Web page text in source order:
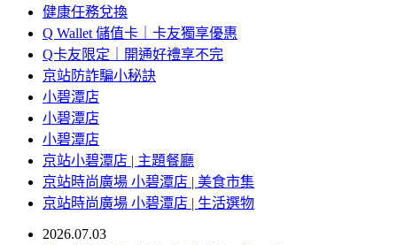
健康任務兌換
Q Wallet 儲值卡｜卡友獨享優惠
Q卡友限定｜開通好禮享不完
京站防詐騙小秘訣
小碧潭店
小碧潭店
小碧潭店
京站小碧潭店 | 主題餐廳
京站時尚廣場 小碧潭店 | 美食市集
京站時尚廣場 小碧潭店 | 生活選物
2026.07.03